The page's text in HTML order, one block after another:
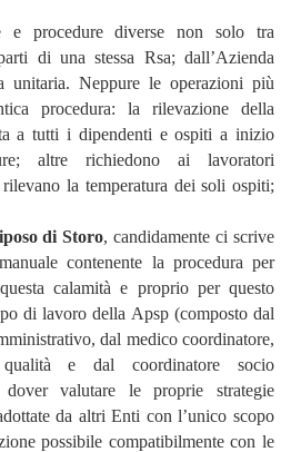
e procedure diverse non solo tra
di una stessa Rsa; dall’Azienda
unitaria. Neppure le operazioni più
procedura: la rilevazione della
a tutti i dipendenti e ospiti a inizio
altre richiedono ai lavoratori
la temperatura dei soli ospiti;
di Storo, candidamente ci scrive
contenente la procedura per
calamità e proprio per questo
di lavoro della Apsp (composto dal
dal medico coordinatore,
e dal coordinatore socio
valutare le proprie strategie
da altri Enti con l’unico scopo
possibile compatibilmente con le